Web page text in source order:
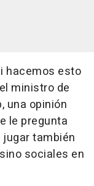
hacemos esto
ministro de
una opinión
le pregunta
también
sociales en